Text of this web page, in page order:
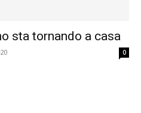
sta tornando a casa
0